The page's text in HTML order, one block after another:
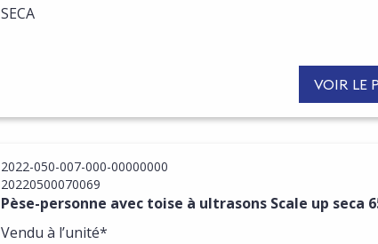
SECA
VOIR LE
2022-050-007-000-00000000
20220500070069
Pèse-personne avec toise à ultrasons Scale up seca
Vendu à l’unité*